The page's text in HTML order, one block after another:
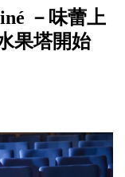
－味蕾上
果塔開始